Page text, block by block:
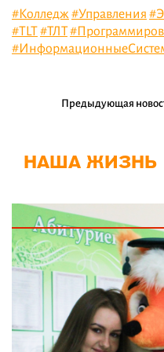
#Колледж#Управления
#TLT#ТЛТ
Предыдующая
НАША ЖИЗНЬ